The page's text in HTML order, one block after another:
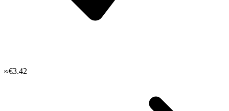
≈€3.42